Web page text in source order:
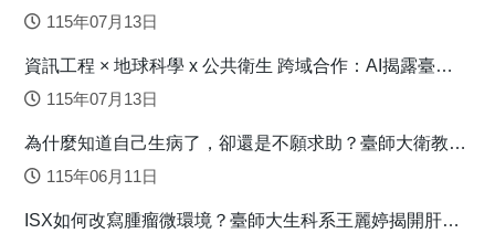
人」新模式
115年07月13日
資訊工程 × 地球科學 x 公共衛生 跨域合作：AI揭露臺灣
心血管疾病高風險環境型態
115年07月13日
為什麼知道自己生病了，卻還是不願求助？臺師大衛教系
連盈如揭心理健康求助關鍵
115年06月11日
ISX如何改寫腫瘤微環境？臺師大生科系王麗婷揭開肝癌